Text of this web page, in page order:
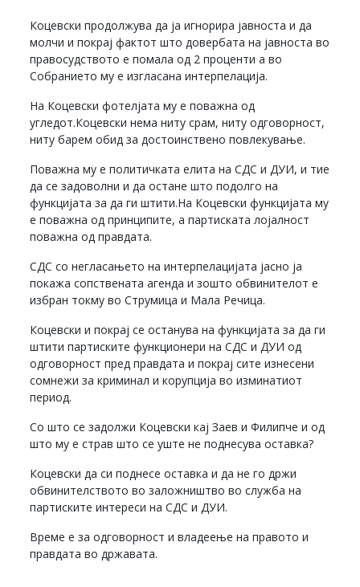
Коцевски продолжува да ја игнорира јавноста и да
молчи и покрај фактот што довербата на јавноста во
правосудството е помала од 2 проценти а во
Собранието му е изгласана интерпелација.
На Коцевски фотелјата му е поважна од
угледот.Коцевски нема ниту срам, ниту одговорност,
ниту барем обид за достоинствено повлекување.
Поважна му е политичката елита на СДС и ДУИ, и тие
да се задоволни и да остане што подолго на
функцијата за да ги штити.На Коцевски функцијата му
е поважна од принципите, а партиската лојалност
поважна од правдата.
СДС со негласањето на интерпелацијата јасно ја
покажа сопствената агенда и зошто обвинителот е
избран токму во Струмица и Мала Речица.
Коцевски и покрај се останува на функцијата за да ги
штити партиските функционери на СДС и ДУИ од
одговорност пред правдата и покрај сите изнесени
сомнежи за криминал и корупција во изминатиот
период.
Со што се задолжи Коцевски кај Заев и Филипче и од
што му е страв што се уште не поднесува оставка?
Коцевски да си поднесе оставка и да не го држи
обвинителството во заложништво во служба на
партиските интереси на СДС и ДУИ.
Време е за одговорност и владеење на правото и
правдата во државата.